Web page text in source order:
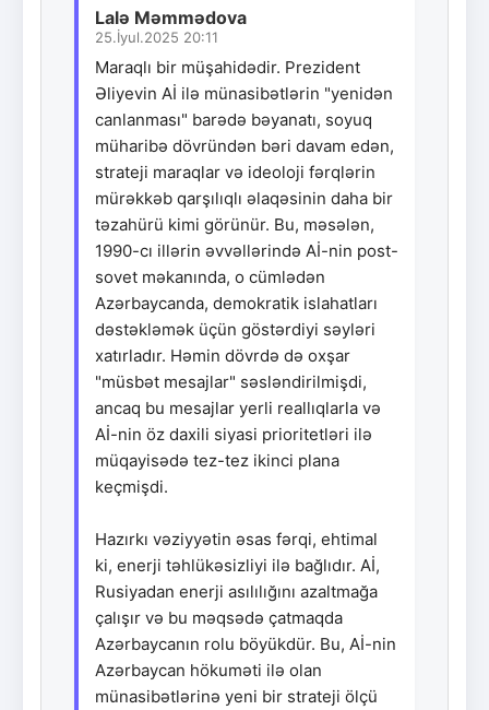
Lalə Məmmədova
25.İyul.2025 20:11
Maraqlı bir müşahidədir. Prezident
Əliyevin Aİ ilə münasibətlərin "yenidən
canlanması" barədə bəyanatı, soyuq
müharibə dövründən bəri davam edən,
strateji maraqlar və ideoloji fərqlərin
mürəkkəb qarşılıqlı əlaqəsinin daha bir
təzahürü kimi görünür. Bu, məsələn,
1990-cı illərin əvvəllərində Aİ-nin post-
sovet məkanında, o cümlədən
Azərbaycanda, demokratik islahatları
dəstəkləmək üçün göstərdiyi səyləri
xatırladır. Həmin dövrdə də oxşar
"müsbət mesajlar" səsləndirilmişdi,
ancaq bu mesajlar yerli reallıqlarla və
Aİ-nin öz daxili siyasi prioritetləri ilə
müqayisədə tez-tez ikinci plana
keçmişdi.
Hazırkı vəziyyətin əsas fərqi, ehtimal
ki, enerji təhlükəsizliyi ilə bağlıdır. Aİ,
Rusiyadan enerji asılılığını azaltmağa
çalışır və bu məqsədə çatmaqda
Azərbaycanın rolu böyükdür. Bu, Aİ-nin
Azərbaycan hökuməti ilə olan
münasibətlərinə yeni bir strateji ölçü